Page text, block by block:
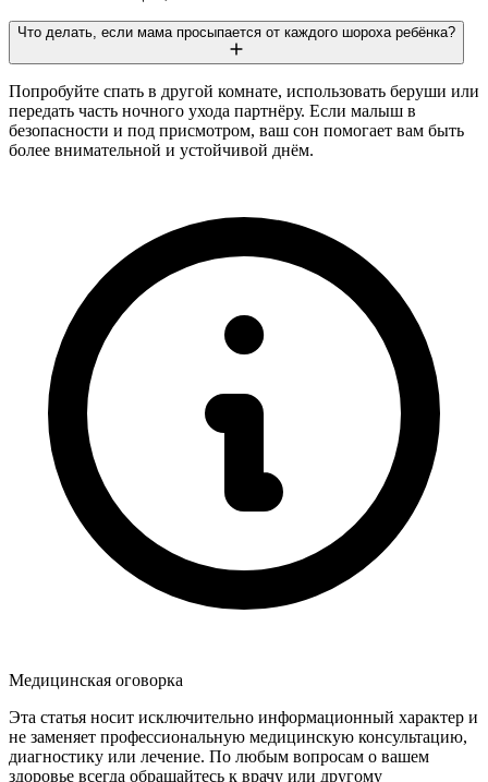
Что делать, если мама просыпается от каждого шороха ребёнка?
Попробуйте спать в другой комнате, использовать беруши или
передать часть ночного ухода партнёру. Если малыш в
безопасности и под присмотром, ваш сон помогает вам быть
более внимательной и устойчивой днём.
Медицинская оговорка
Эта статья носит исключительно информационный характер и
не заменяет профессиональную медицинскую консультацию,
диагностику или лечение. По любым вопросам о вашем
здоровье всегда обращайтесь к врачу или другому